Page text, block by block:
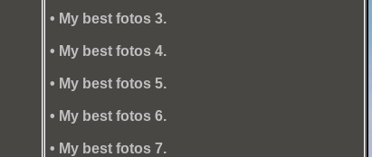
• My best fotos 3.
• My best fotos 4.
• My best fotos 5.
• My best fotos 6.
• My best fotos 7.